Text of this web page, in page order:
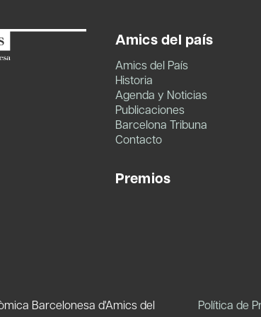
Amics del país
Amics del País
Historia
Agenda y Noticias
Publicaciones
Barcelona Tribuna
Contacto
Premios
Barcelonesa d'Amics del
Política de